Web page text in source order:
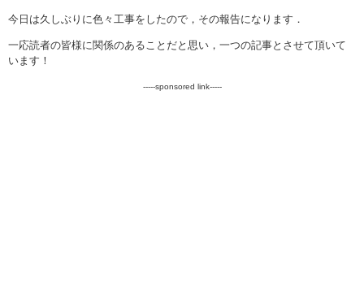
今日は久しぶりに色々工事をしたので，その報告になります．
一応読者の皆様に関係のあることだと思い，一つの記事とさせて頂いて
います！
-----sponsored link-----